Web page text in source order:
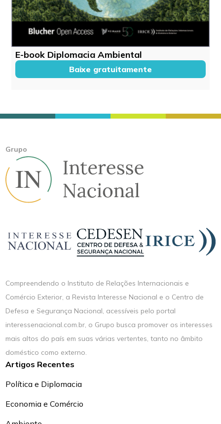
E-book Diplomacia Ambiental
Baixe gratuitamente
Grupo
Compreendendo o Instituto de Relações Internacionais e
Comércio Exterior, a Revista Interesse Nacional e o Centro de
Defesa e Segurança Nacional, acessíveis pelo portal
interessenacional.com.br, o Grupo busca promover os interesses
mais altos do país em suas várias vertentes, tanto no âmbito
doméstico como externo.
Artigos Recentes
Política e Diplomacia
Economia e Comércio